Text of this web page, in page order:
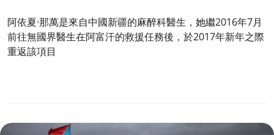
阿依夏·那萬是來自中國新疆的麻醉科醫生，她繼2016年7月
前往無國界醫生在阿富汗的救援任務後，於2017年新年之際
重返該項目